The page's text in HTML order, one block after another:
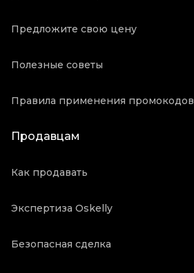
Предложите свою цену
Полезные советы
Правила применения промокодов
Продавцам
Как продавать
Экспертиза Oskelly
Безопасная сделка